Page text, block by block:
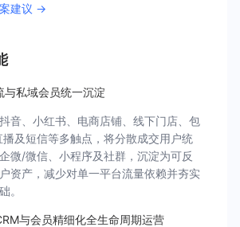
建议 →
与私域会员统一沉淀
音、小红书、电商店铺、线下门店、包
及短信等多触点，将分散成交用户统
微/微信、小程序及社群，沉淀为可反
资产，减少对单一平台流量依赖并夯实
。
与会员精细化全生命周期运营